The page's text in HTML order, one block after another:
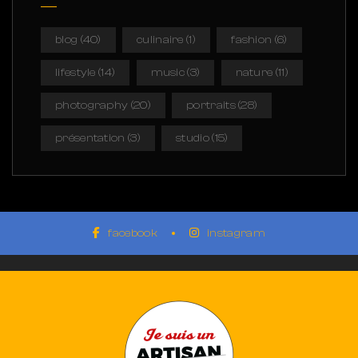
blog (40) culinaire (1) fashion (6)
lifestyle (14) music(3) nature (11)
photography (20) portraits(28)
présentation (3) studio(15)
facebook instagram